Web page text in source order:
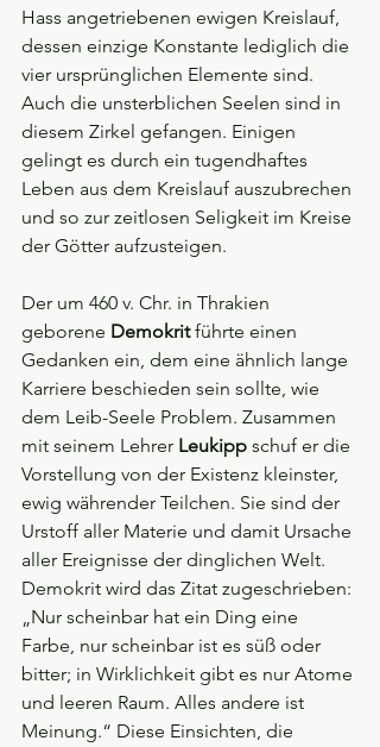
Hass angetriebenen ewigen Kreislauf,
dessen einzige Konstante lediglich die
vier ursprünglichen Elemente sind.
Auch die unsterblichen Seelen sind in
diesem Zirkel gefangen. Einigen
gelingt es durch ein tugendhaftes
Leben aus dem Kreislauf auszubrechen
und so zur zeitlosen Seligkeit im Kreise
der Götter aufzusteigen.
Der um 460 v. Chr. in Thrakien
geborene Demokrit führte einen
Gedanken ein, dem eine ähnlich lange
Karriere beschieden sein sollte, wie
dem Leib-Seele Problem. Zusammen
mit seinem Lehrer Leukipp schuf er die
Vorstellung von der Existenz kleinster,
ewig währender Teilchen. Sie sind der
Urstoff aller Materie und damit Ursache
aller Ereignisse der dinglichen Welt.
Demokrit wird das Zitat zugeschrieben:
„Nur scheinbar hat ein Ding eine
Farbe, nur scheinbar ist es süß oder
bitter; in Wirklichkeit gibt es nur Atome
und leeren Raum. Alles andere ist
Meinung.“ Diese Einsichten, die